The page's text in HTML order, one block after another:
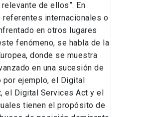
de ellos”. En
referentes internacionales o
en otros lugares
fenómeno, se habla de la
donde se muestra
en una sucesión de
por ejemplo, el Digital
el Digital Services Act y el
tienen el propósito de